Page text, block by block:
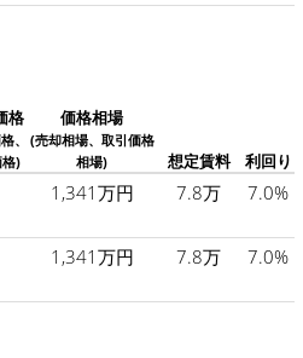
格
、
)
価格相場
(売却相場、取引価格
相場)
想定賃料 利回り
1,341万円 7.8万 7.0%
1,341万円 7.8万 7.0%